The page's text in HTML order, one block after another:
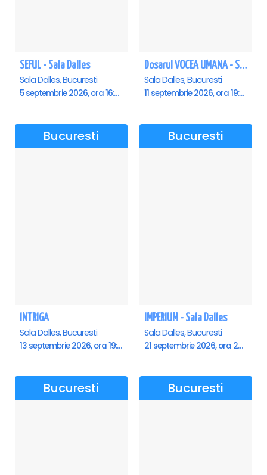
SEFUL - Sala Dalles
Sala Dalles, Bucuresti
5 septembrie 2026, ora 16:00
Dosarul VOCEA UMANA - Sala Dalles
Sala Dalles, Bucuresti
11 septembrie 2026, ora 19:30
Bucuresti
INTRIGA
Sala Dalles, Bucuresti
13 septembrie 2026, ora 19:00
Bucuresti
IMPERIUM - Sala Dalles
Sala Dalles, Bucuresti
21 septembrie 2026, ora 20:00
Bucuresti Bucuresti